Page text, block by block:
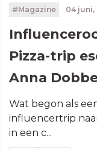
#Magazine 04 juni,
Pizza-trip
Anna
Wat begon als
influencertrip
in een c...